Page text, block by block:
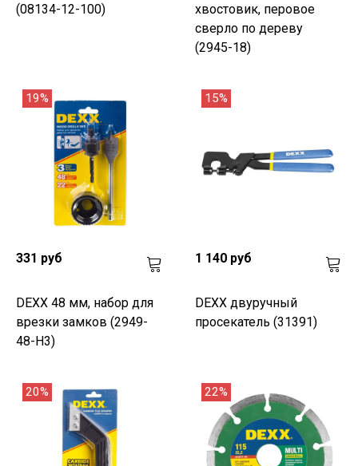
(08134-12-100)
хвостовик, перовое
сверло по дереву
(2945-18)
19%
331 руб
DEXX 48 мм, набор для
врезки замков (2949-
48-H3)
15%
1 140 руб
DEXX двуручный
просекатель (31391)
20% 22%